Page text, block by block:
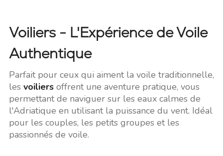
Voiliers - L'Expérience de Voile
Authentique
Parfait pour ceux qui aiment la voile traditionnelle,
les voiliersoffrent une aventure pratique, vous
permettant de naviguer sur les eaux calmes de
l'Adriatique en utilisant la puissance du vent. Idéal
pour les couples, les petits groupes et les
passionnés de voile.